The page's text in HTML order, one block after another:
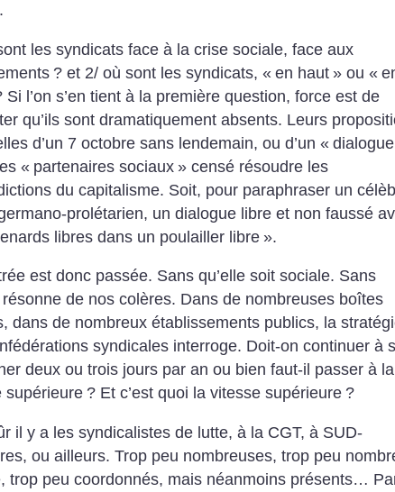
les syndicats face à la crise sociale, face aux
? et 2/ où sont les syndicats, « en haut » ou «
Si l’on s’en tient à la première question, force est de
qu’ils sont dramatiquement absents. Leurs
d’un 7 octobre sans lendemain, ou d’un « dialogue
« partenaires sociaux » censé résoudre les
du capitalisme. Soit, pour paraphraser un
prolétarien, un dialogue libre et non faussé
libres dans un poulailler libre ».
est donc passée. Sans qu’elle soit sociale. Sans
résonne de nos colères. Dans de nombreuses boîtes
dans de nombreux établissements publics, la
syndicales interroge. Doit-on continuer à
deux ou trois jours par an ou bien faut-il passer à la
supérieure ? Et c’est quoi la vitesse supérieure ?
il y a les syndicalistes de lutte, à la CGT, à SUD-
ou ailleurs. Trop peu nombreuses, trop peu
trop peu coordonnés, mais néanmoins présents…